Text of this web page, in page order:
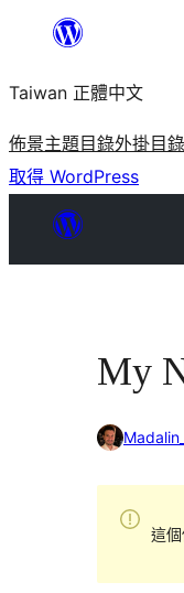
主
要
內
容
Taiwan 正體中文
佈景主題目錄外掛目錄
取得 WordPress
My
這